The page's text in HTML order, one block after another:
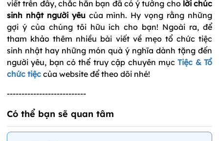
viết trên đây, chắc hẳn bạn đã có ý tưởng cho lời chúc
sinh nhật người yêucủa mình. Hy vọng rằng những
gợi ý của chúng tôi hữu ích cho bạn! Ngoài ra, để
tham khảo thêm nhiều bài viết về mẹo tổ chức tiệc
sinh nhật hay những món quà ý nghĩa dành tặng đến
người yêu, bạn có thể truy cập chuyên mụcTiệc & Tổ
chức tiệc của website để theo dõi nhé!
---------------------------
Có thể bạn sẽ quan tâm